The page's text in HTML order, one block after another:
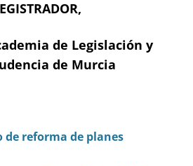
de Legislación y
de Murcia
de reforma de planes